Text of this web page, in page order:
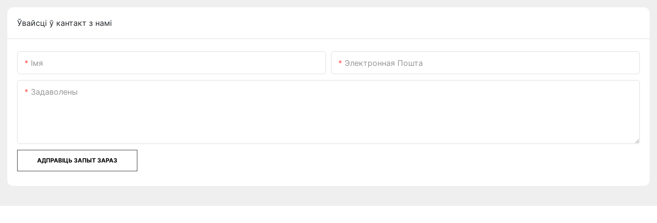
Ўвайсці ў кантакт з намі
Імя Электронная Пошта
Задаволены
АДПРАВІЦЬ ЗАПЫТ ЗАРАЗ